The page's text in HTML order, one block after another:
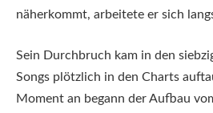
näherkommt, arbeitete er sich
Sein Durchbruch kam in den
Songs plötzlich in den Charts
Moment an begann der Aufbau